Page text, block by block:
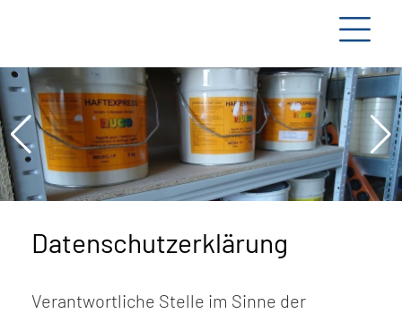
Datenschutzerklärung
Verantwortliche Stelle im Sinne der